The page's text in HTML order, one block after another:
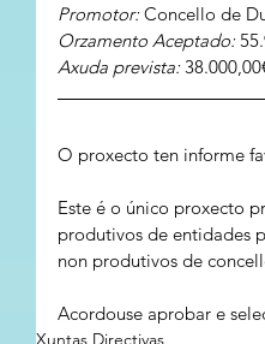
Promotor: Concello de
Orzamento Aceptado:
Axuda prevista:
O proxecto ten informe
Este é o único proxecto
produtivos de entidades
non produtivos de
Acordouse aprobar e
Xuntas Directivas